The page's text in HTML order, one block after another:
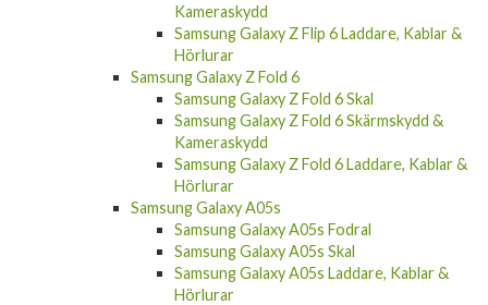
Kameraskydd
Samsung Galaxy Z Flip 6 Laddare, Kablar &
Hörlurar
Samsung Galaxy Z Fold 6
Samsung Galaxy Z Fold 6 Skal
Samsung Galaxy Z Fold 6 Skärmskydd &
Kameraskydd
Samsung Galaxy Z Fold 6 Laddare, Kablar &
Hörlurar
Samsung Galaxy A05s
Samsung Galaxy A05s Fodral
Samsung Galaxy A05s Skal
Samsung Galaxy A05s Laddare, Kablar &
Hörlurar